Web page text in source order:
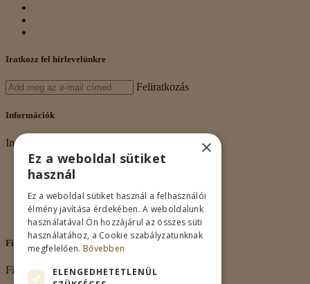
Iratkozz fel hírlevelünkre
Feliratkozás
Információk
Információk
Rólunk
Adatkezelés
Vásárlási feltételek
Nagykereskedelem
Kapcsolat
Fiókom
Fiókom
×
Ez a weboldal sütiket
használ
Ez a weboldal sütiket használ a felhasználói
élmény javítása érdekében. A weboldalunk
használatával Ön hozzájárul az összes süti
használatához, a Cookie szabályzatunknak
megfelelően. Bővebben
ELENGEDHETETLENÜL